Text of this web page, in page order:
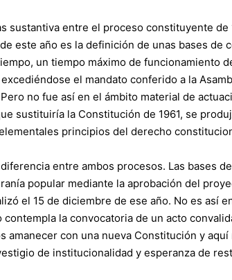
sustantiva entre el proceso constituyente
este año es la definición de unas bases de
un tiempo máximo de funcionamiento
el mandato conferido a la
no fue así en el ámbito material de
sustituiría la Constitución de 1961, se
principios del derecho
entre ambos procesos. Las bases
popular mediante la aprobación del
el 15 de diciembre de ese año. No es así
contempla la convocatoria de un acto
amanecer con una nueva Constitución y
de institucionalidad y esperanza de